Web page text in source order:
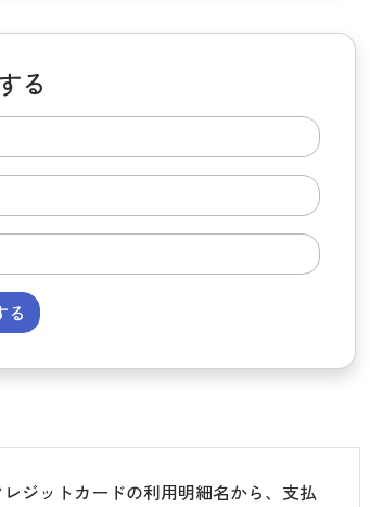
る
る
ジットカードの利用明細名から、支払